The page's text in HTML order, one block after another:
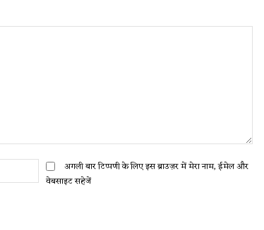
ईमेल:*अगली बार टिप्पणी के लिए इस ब्राउज़र में मेरा नाम, ईमेल और
वेबसाइट सहेजें